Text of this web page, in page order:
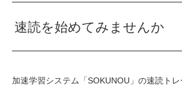
速読を始めてみませんか
加速学習システム「SOKUNOU」の速読ト